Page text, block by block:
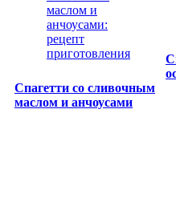
Спагетти со сливочным
маслом и анчоусами